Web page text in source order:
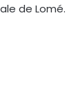
de Lomé.